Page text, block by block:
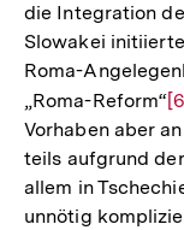
die Integration
Slowakei
Roma-
„Roma-Reform“
Vorhaben aber
teils aufgrund
allem in
unnötig